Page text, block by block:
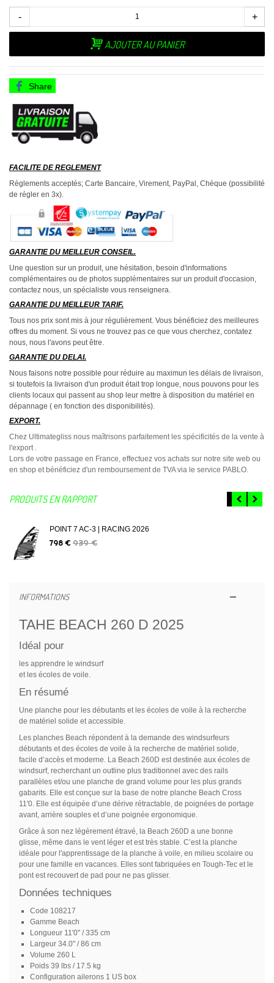
- +
AJOUTER AU PANIER
Share
FACILITE DE REGLEMENT
Règlements acceptés; Carte Bancaire, Virement, PayPal, Chèque (possibilité
de régler en 3x).
GARANTIE DU MEILLEUR CONSEIL.
Une question sur un produit, une hésitation, besoin d'informations
complémentaires ou de photos supplémentaires sur un produit d'occasion,
contactez nous, un spécialiste vous renseignera.
GARANTIE DU MEILLEUR TARIF.
Tous nos prix sont mis à jour régulièrement. Vous bénéficiez des meilleures
offres du moment. Si vous ne trouvez pas ce que vous cherchez, contatez
nous, nous l'avons peut être.
GARANTIE DU DELAI.
Nous faisons notre possible pour réduire au maximun les délais de livraison,
si toutefois la livraison d'un produit était trop longue, nous pouvons pour les
clients locaux qui passent au shop leur mettre à disposition du matériel en
dépannage ( en fonction des disponibilités).
EXPORT.
Chez Ultimategliss nous maîtrisons parfaitement les spécificités de la vente à
l'export .
Lors de votre passage en France, effectuez vos achats sur notre site web ou
en shop et bénéficiez d'un remboursement de TVA via le service PABLO.
PRODUITS EN RAPPORT
POINT 7 AC-3 | RACING 2026
798 € 939 €
INFORMATIONS
TAHE BEACH 260 D 2025
Idéal pour
les apprendre le windsurf
et les écoles de voile.
En résumé
Une planche pour les débutants et les écoles de voile à la recherche
de matériel solide et accessible.
Les planches Beach répondent à la demande des windsurfeurs
débutants et des écoles de voile à la recherche de matériel solide,
facile d’accès et moderne. La Beach 260D est destinée aux écoles de
windsurf, recherchant un outline plus traditionnel avec des rails
parallèles et/ou une planche de grand volume pour les plus grands
gabarits. Elle est conçue sur la base de notre planche Beach Cross
11'0. Elle est équipée d’une dérive rétractable, de poignées de portage
avant, arrière souples et d’une poignée ergonomique.
Grâce à son nez légèrement étravé, la Beach 260D a une bonne
glisse, même dans le vent léger et est très stable. C’est la planche
idéale pour l'apprentissage de la planche à voile, en milieu scolaire ou
pour une famille en vacances. Elles sont fabriquées en Tough-Tec et le
pont est recouvert de pad pour ne pas glisser.
Données techniques
Code 108217
Gamme Beach
Longueur 11'0" / 335 cm
Largeur 34.0" / 86 cm
Volume 260 L
Poids 39 lbs / 17.5 kg
Configuration ailerons 1 US box